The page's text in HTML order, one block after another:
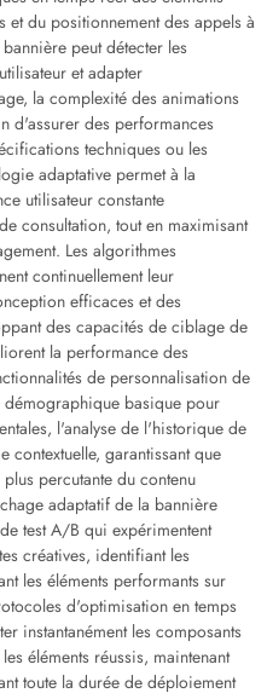
et du positionnement des appels à
peut détecter les
et adapter
la complexité des animations
d'assurer des performances
techniques ou les
adaptative permet à la
utilisateur constante
consultation, tout en maximisant
Les algorithmes
continuellement leur
efficaces et des
des capacités de ciblage de
la performance des
de personnalisation de
basique pour
l'analyse de l'historique de
contextuelle, garantissant que
percutante du contenu
adaptatif de la bannière
test A/B qui expérimentent
créatives, identifiant les
les éléments performants sur
d'optimisation en temps
instantanément les composants
éléments réussis, maintenant
toute la durée de déploiement